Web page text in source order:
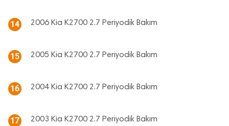
14 2006 Kia K2700 2.7 Periyodik Bakım
15 2005 Kia K2700 2.7 Periyodik Bakım
16 2004 Kia K2700 2.7 Periyodik Bakım
17 2003 Kia K2700 2.7 Periyodik Bakım